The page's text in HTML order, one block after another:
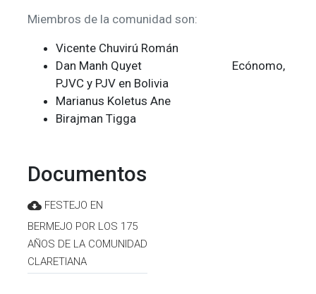
Miembros de la comunidad son:
Vicente Chuvirú Román
Dan Manh Quyet Ecónomo,
PJVC y PJV en Bolivia
Marianus Koletus Ane
Birajman Tigga
Documentos
FESTEJO EN
BERMEJO POR LOS 175
AÑOS DE LA COMUNIDAD
CLARETIANA